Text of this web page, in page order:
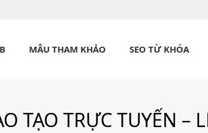
MẪU THAM KHẢO SEO TỪ KHÓA
TẠO TRỰC TUYẾN –